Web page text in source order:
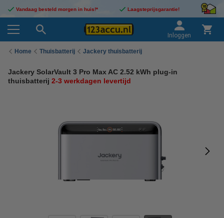
Vandaag besteld morgen in huis!* Laagsteprijsgarantie!
Inloggen
Home Thuisbatterij Jackery thuisbatterij
Jackery SolarVault 3 Pro Max AC 2.52 kWh plug-in
thuisbatterij 2-3 werkdagen levertijd